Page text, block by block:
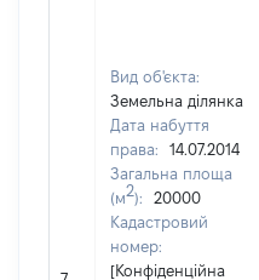
Вид об'єкта:
Земельна ділянка
Дата набуття
права:
14.07.2014
Загальна площа
(м2):
20000
Кадастровий
номер:
[Конфіденційна